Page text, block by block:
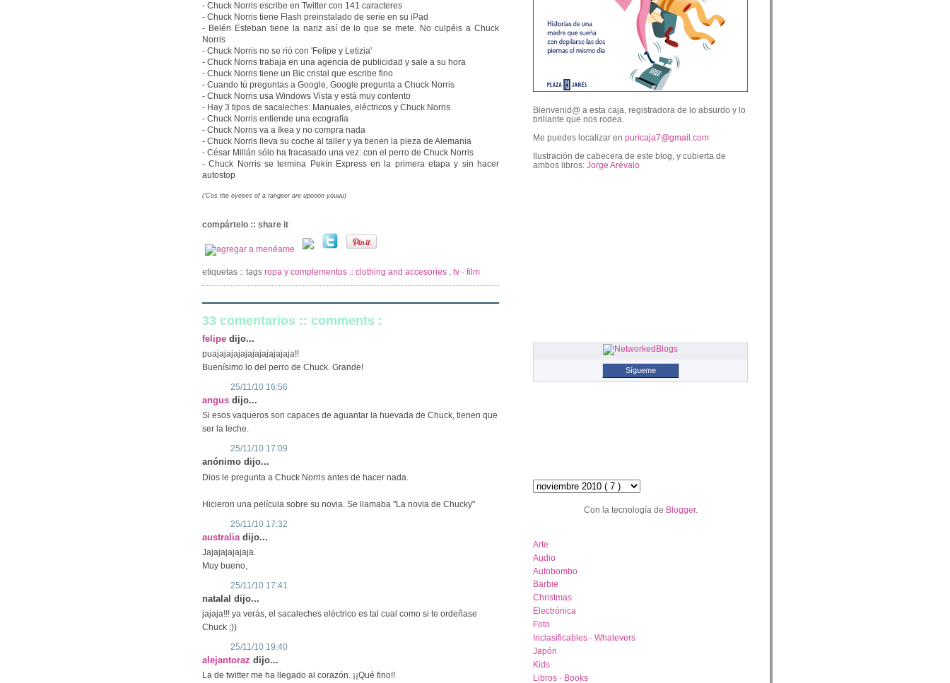
- Chuck Norris escribe en Twitter con 141 caracteres
- Chuck Norris tiene Flash preinstalado de serie en su iPad
- Belén Esteban tiene la nariz así de lo que se mete. No culpéis a Chuck
Norris
- Chuck Norris no se rió con 'Felipe y Letizia'
- Chuck Norris trabaja en una agencia de publicidad y sale a su hora
- Chuck Norris tiene un Bic cristal que escribe fino
- Cuando tú preguntas a Google, Google pregunta a Chuck Norris
- Chuck Norris usa Windows Vista y está muy contento
- Hay 3 tipos de sacaleches: Manuales, eléctricos y Chuck Norris
- Chuck Norris entiende una ecografía
- Chuck Norris va a Ikea y no compra nada
- Chuck Norris lleva su coche al taller y ya tienen la pieza de Alemania
- César Millán sólo ha fracasado una vez: con el perro de Chuck Norris
- Chuck Norris se termina Pekín Express en la primera etapa y sin hacer
autostop
('Cos the eyeees of a rangeer are upooon youuu)
compártelo :: share it
etiquetas :: tags ropa y complementos :: clothing and accesories tv · film
33 comentarios :: comments :
felipe dijo...
puajajajajajajajajajajaja!!
Buenísimo lo del perro de Chuck. Grande!
25/11/10 16:56
angus dijo...
Si esos vaqueros son capaces de aguantar la huevada de Chuck, tienen que
ser la leche.
25/11/10 17:09
anónimo dijo...
Dios le pregunta a Chuck Norris antes de hacer nada.
Hicieron una película sobre su novia. Se llamaba "La novia de Chucky"
25/11/10 17:32
australia dijo...
Jajajajajajaja.
Muy bueno,
25/11/10 17:41
natalal dijo...
jajaja!!! ya verás, el sacaleches eléctrico es tal cual como si te ordeñase
Chuck ;))
25/11/10 19:40
alejantoraz dijo...
La de twitter me ha llegado al corazón. ¡¡Qué fino!!
Bienvenid@ a esta caja, registradora de lo absurdo y lo
brillante que nos rodea.
Me puedes localizar en puricaja7@gmail.com
Ilustración de cabecera de este blog, y cubierta de
ambos libros: Jorge Arévalo
Sígueme
Con la tecnología de Blogger.
Arte
Audio
Autobombo
Barbie
Christmas
Electrónica
Foto
Inclasificables · Whatevers
Japón
Kids
Libros · Books